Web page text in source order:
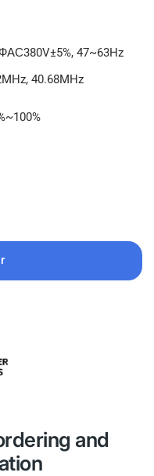
47~63Hz
40.68MHz
and